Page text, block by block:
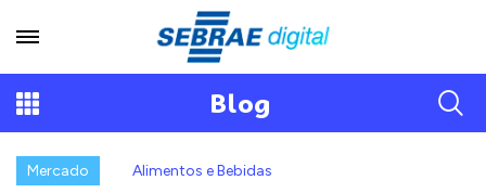
Blog
Mercado Alimentos e Bebidas